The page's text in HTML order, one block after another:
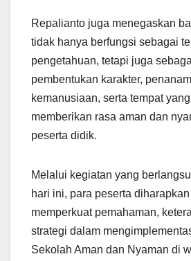
Repalianto juga menegaskan
tidak hanya berfungsi sebagai
pengetahuan, tetapi juga
pembentukan karakter,
kemanusiaan, serta tempat
memberikan rasa aman dan
peserta didik.
Melalui kegiatan yang
hari ini, para peserta
memperkuat pemahaman,
strategi dalam
Sekolah Aman dan Nyaman di